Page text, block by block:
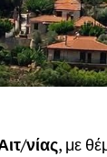
νίας, με